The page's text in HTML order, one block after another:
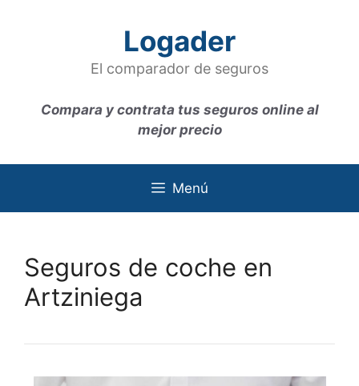
Logader
El comparador de seguros
Compara y contrata tus seguros online al
mejor precio
Menú
Seguros de coche en
Artziniega